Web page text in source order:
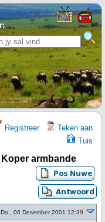
Registreer
Teken aan
Tuis
Koper armbande
Do., 06 Desember 2001 12:39